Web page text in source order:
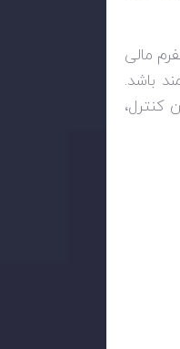
مالی
باشد.
کنترل،